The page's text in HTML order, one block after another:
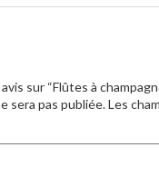
sur “Flûtes à
sera pas publiée.Les